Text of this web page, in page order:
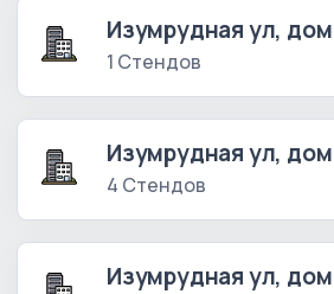
Изумрудная ул,
1 Стендов
Изумрудная ул,
4 Стендов
Изумрудная ул,